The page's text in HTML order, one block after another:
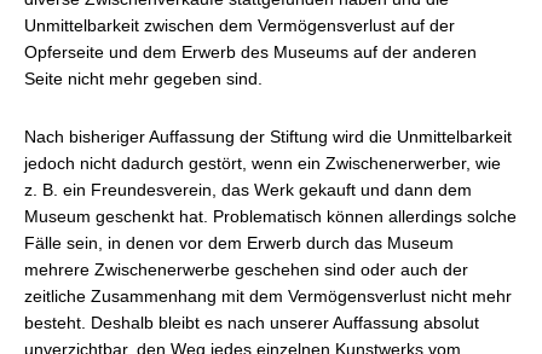
Unmittelbarkeit zwischen dem Vermögensverlust auf der
Opferseite und dem Erwerb des Museums auf der anderen
Seite nicht mehr gegeben sind.
Nach bisheriger Auffassung der Stiftung wird die Unmittelbarkeit
jedoch nicht dadurch gestört, wenn ein Zwischenerwerber, wie
z. B. ein Freundesverein, das Werk gekauft und dann dem
Museum geschenkt hat. Problematisch können allerdings solche
Fälle sein, in denen vor dem Erwerb durch das Museum
mehrere Zwischenerwerbe geschehen sind oder auch der
zeitliche Zusammenhang mit dem Vermögensverlust nicht mehr
besteht. Deshalb bleibt es nach unserer Auffassung absolut
unverzichtbar, den Weg jedes einzelnen Kunstwerks vom